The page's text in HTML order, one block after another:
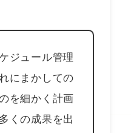
ジュール管理
にまかしての
を細かく計画
くの成果を出